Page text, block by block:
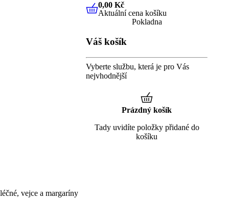
vejce a margaríny
0,00 KčAktuální cena košíku
0,00 Kč
Aktuální cena košíku
Pokladna
Váš košík
Vyberte službu, která je pro Vás
nejvhodnější
Prázdný košík
Tady uvidíte položky přidané do
košíku